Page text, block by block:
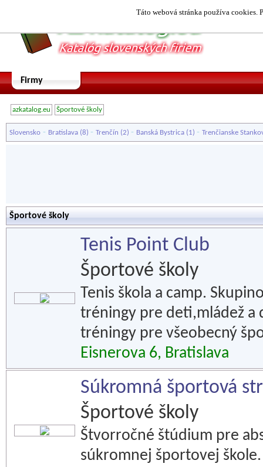
Táto webová stránka používa cookies.
Firmy
azkatalog.eu Športové školy
Slovensko - Bratislava (8) - Trenčín (2) - Banská Bystrica (1) - Trenčianske
Športové školy
Tenis Point Club
Športové školy
Tenis škola a camp.
tréningy pre deti,mládež a
tréningy pre všeobecný
Eisnerova 6, Bratislava
Súkromná športová
Športové školy
Štvorročné štúdium pre
súkromnej športovej škole.